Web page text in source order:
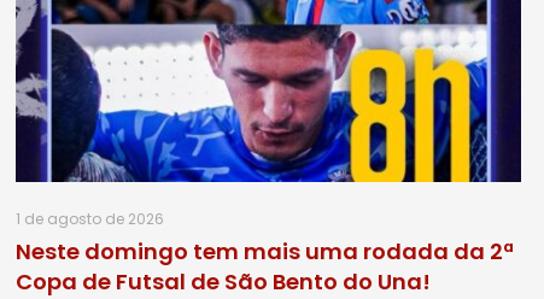
1 de agosto de 2026
Neste domingo tem mais uma rodada da 2ª
Copa de Futsal de São Bento do Una!